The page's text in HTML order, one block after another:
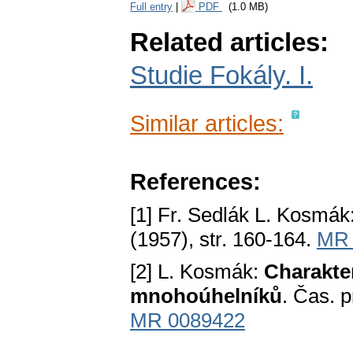
Full entry PDF (1.0 MB)
Related articles:
Studie Fokály. I.
Similar articles:
References:
[1] Fr. Sedlák L.
(1957), str. 160-164.
[2] L. Kosmák:
mnohoúhelníků. Čas.
MR 0089422